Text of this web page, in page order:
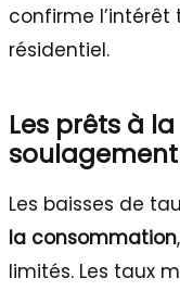
confirme l’intérêt
résidentiel.
Les prêts à
Les baisses de
la consommation
limités. Les taux